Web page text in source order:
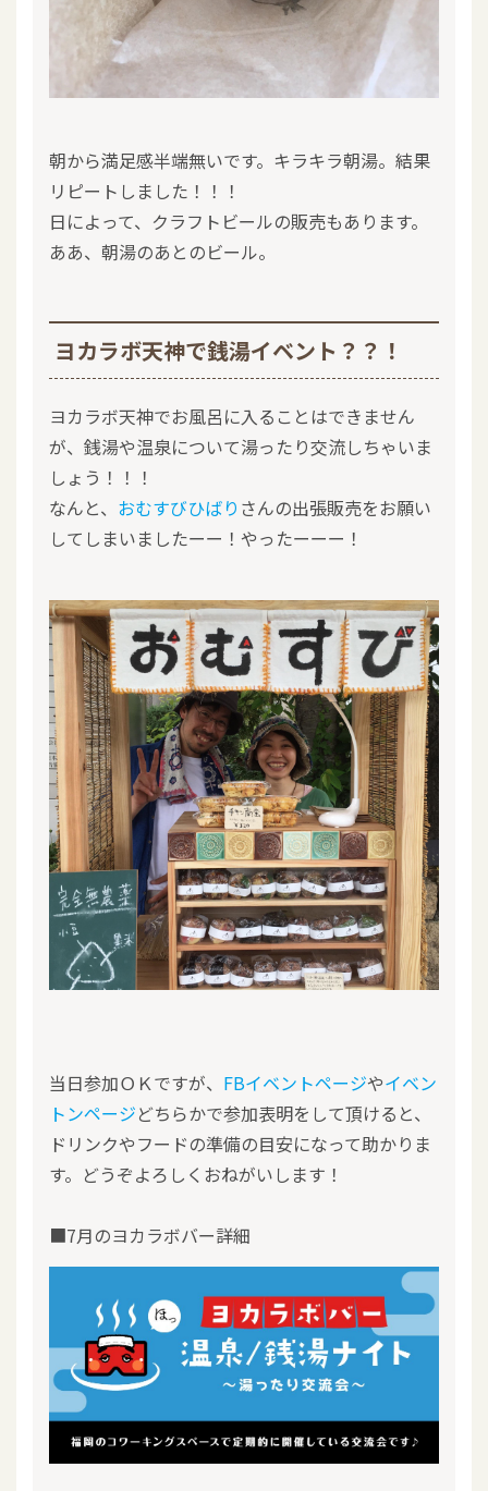
朝から満足感半端無いです。キラキラ朝湯。結果
リピートしました！！！
日によって、クラフトビールの販売もあります。
ああ、朝湯のあとのビール。
ヨカラボ天神で銭湯イベント？？！
ヨカラボ天神でお風呂に入ることはできません
が、銭湯や温泉について湯ったり交流しちゃいま
しょう！！！
なんと、 おむすびひばり さんの出張販売をお願い
してしまいましたーー！やったーーー！
当日参加ＯＫですが、 FBイベントページやイベン
トンページどちらかで参加表明をして頂けると、
ドリンクやフードの準備の目安になって助かりま
す。どうぞよろしくおねがいします！
■7月のヨカラボバー詳細